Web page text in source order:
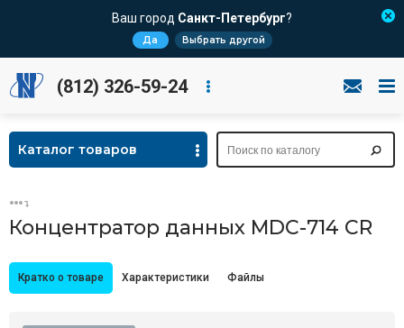
Ваш город Санкт-Петербург?
Да Выбрать другой
(812) 326-59-24
Каталог товаров
Концентратор данных MDC-714 CR
Кратко о товаре Характеристики Файлы